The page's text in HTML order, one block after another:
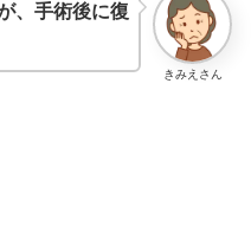
きみえさん
、手術後に復